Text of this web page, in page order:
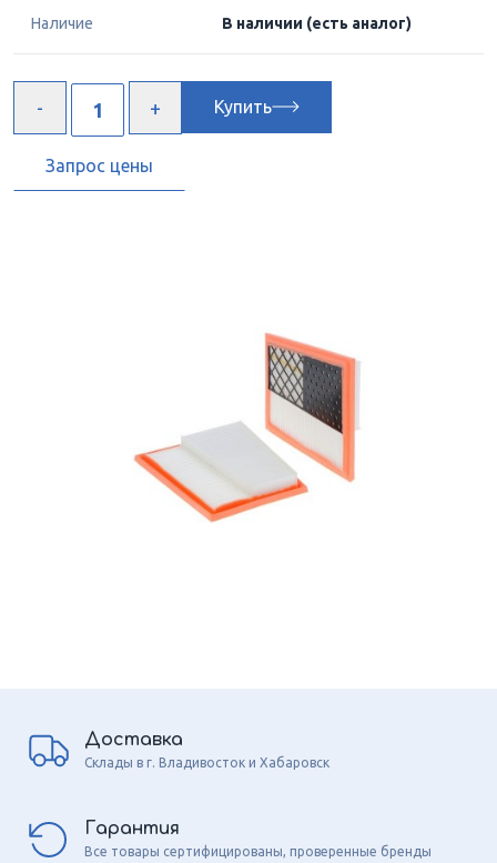
Наличие В наличии (есть аналог)
Купить
Запрос цены
Доставка
Склады в г. Владивосток и Хабаровск
Гарантия
Все товары сертифицированы, проверенные бренды